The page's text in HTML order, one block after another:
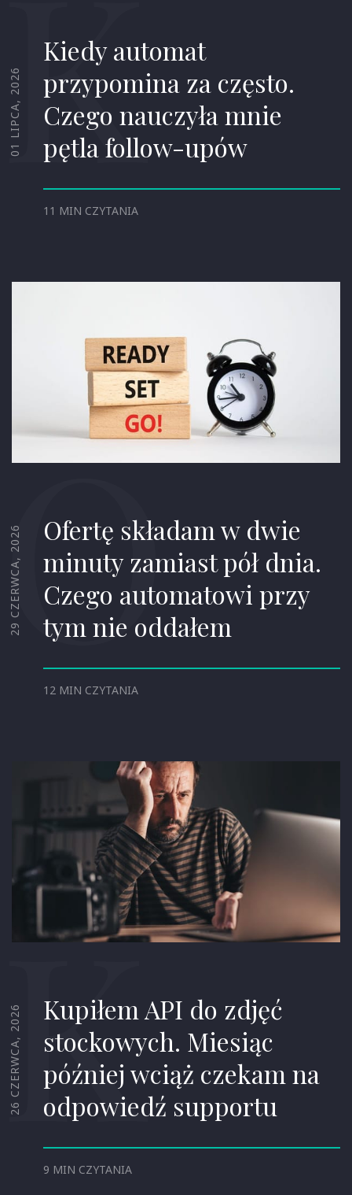
01 LIPCA, 2026
K
Kiedy automat
przypomina za często.
Czego nauczyła mnie
pętla follow-upów
11 MIN CZYTANIA
29 CZERWCA, 2026
O
Ofertę składam w dwie
minuty zamiast pół dnia.
Czego automatowi przy
tym nie oddałem
12 MIN CZYTANIA
26 CZERWCA, 2026
K
Kupiłem API do zdjęć
stockowych. Miesiąc
później wciąż czekam na
odpowiedź supportu
9 MIN CZYTANIA